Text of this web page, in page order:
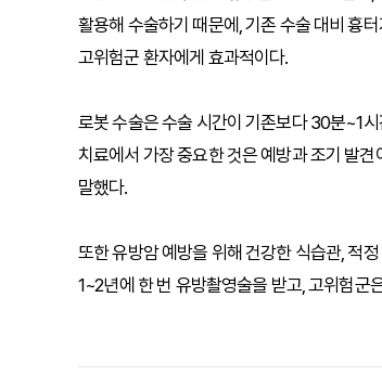
활용해 수술하기 때문에, 기존 수술 대비 흉
고위험군 환자에게 효과적이다.
로봇 수술은 수술 시간이 기존보다 30분~1
치료에서 가장 중요한 것은 예방과 조기 발
말했다.
또한 유방암 예방을 위해 건강한 식습관, 적
1~2년에 한 번 유방촬영술을 받고, 고위험군